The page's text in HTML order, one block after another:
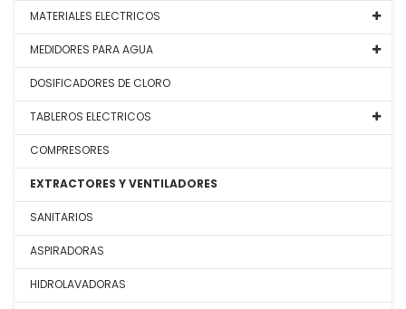
MATERIALES ELECTRICOS
MEDIDORES PARA AGUA
DOSIFICADORES DE CLORO
TABLEROS ELECTRICOS
COMPRESORES
EXTRACTORES Y VENTILADORES
SANITARIOS
ASPIRADORAS
HIDROLAVADORAS